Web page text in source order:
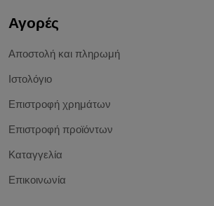
Αγορές
Αποστολή και πληρωμή
Ιστολόγιο
Επιστροφή χρημάτων
Επιστροφή προϊόντων
Καταγγελία
Επικοινωνία